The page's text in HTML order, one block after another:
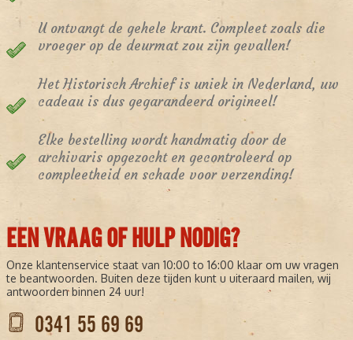
U ontvangt de gehele krant. Compleet zoals die
vroeger op de deurmat zou zijn gevallen!
Het Historisch Archief is uniek in Nederland, uw
cadeau is dus gegarandeerd origineel!
Elke bestelling wordt handmatig door de
archivaris opgezocht en gecontroleerd op
compleetheid en schade voor verzending!
EEN VRAAG OF HULP NODIG?
Onze klantenservice staat van 10:00 to 16:00 klaar om uw vragen
te beantwoorden. Buiten deze tijden kunt u uiteraard mailen, wij
antwoorden binnen 24 uur!
0341 55 69 69